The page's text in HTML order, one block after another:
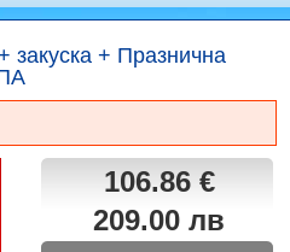
+ Празнична
106.86 €
209.00 лв